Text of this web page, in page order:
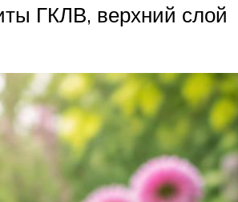
ГКЛВ, верхний слой